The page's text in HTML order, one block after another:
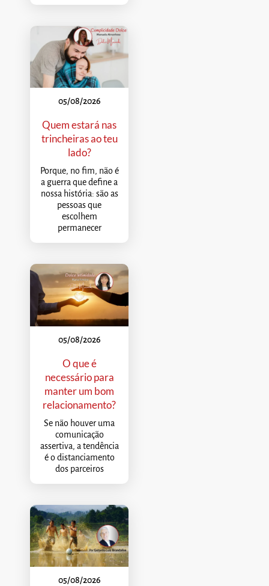
05/08/2026
Quem estará nas
trincheiras ao teu
lado?
Porque, no fim, não é
a guerra que define a
nossa história: são as
pessoas que
escolhem
permanecer
05/08/2026
O que é
necessário para
manter um bom
relacionamento?
Se não houver uma
comunicação
assertiva, a tendência
é o distanciamento
dos parceiros
05/08/2026